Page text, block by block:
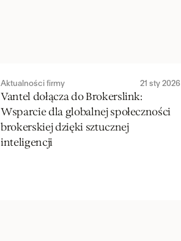
Aktualności firmy 21 sty 2026
Vantel dołącza do Brokerslink:
Wsparcie dla globalnej społeczności
brokerskiej dzięki sztucznej
inteligencji